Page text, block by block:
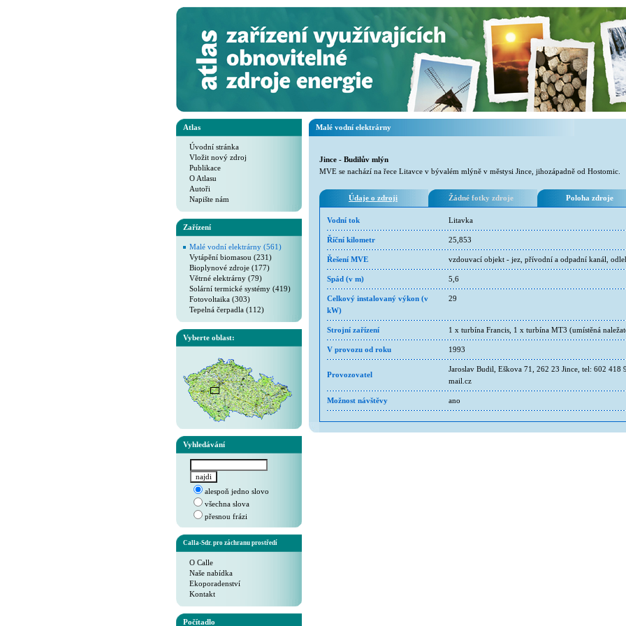
Atlas
Úvodní stránka
Vložit nový zdroj
Publikace
O Atlasu
Autoři
Napište nám
Zařízení
Malé vodní elektrárny (561)
Vytápění biomasou (231)
Bioplynové zdroje (177)
Větrné elektrárny (79)
Solární termické systémy (419)
Fotovoltaika (303)
Tepelná čerpadla (112)
Vyberte oblast:
Vyhledávání
alespoň jedno slovo
všechna slova
přesnou frázi
Calla-Sdr. pro záchranu prostředí
O Calle
Naše nabídka
Ekoporadenství
Kontakt
Počítadlo
Malé vodní elektrárny
Jince - Budilův mlýn
MVE se nachází na řece Litavce v bývalém mlýně v městysi Jince, jihozápadně od Hostomic.
Údaje o zdroji Žádné fotky zdroje Poloha zdroje
Vodní tok Litavka
Říční kilometr 25,853
Řešení MVE vzdouvací objekt - jez, přívodní a odpadní kanál,
Spád (v m) 5,6
Celkový instalovaný výkon (v
kW)
29
Strojní zařízení 1 x turbína Francis, 1 x turbína MT3 (umístěná
V provozu od roku 1993
Provozovatel
Jaroslav Budil, Eškova 71, 262 23 Jince, tel: 602 418
mail.cz
Možnost návštěvy ano